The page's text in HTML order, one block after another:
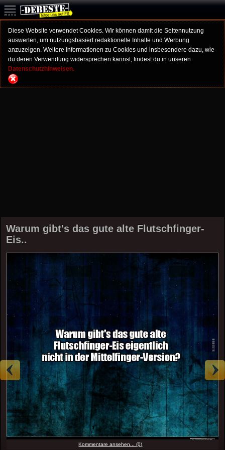
Diese Website verwendet Cookies. Wir können damit die Seitennutzung
auswerten, um nutzungsbasiert redaktionelle Inhalte und Werbung
anzuzeigen. Weitere Informationen zu Cookies und insbesondere dazu, wie
du deren Verwendung widersprechen kannst, findest du in unseren
Datenschutzhinweisen.
Warum gibt's das gute alte Flutschfinger-
Eis..
Kommentare ansehen... (0)